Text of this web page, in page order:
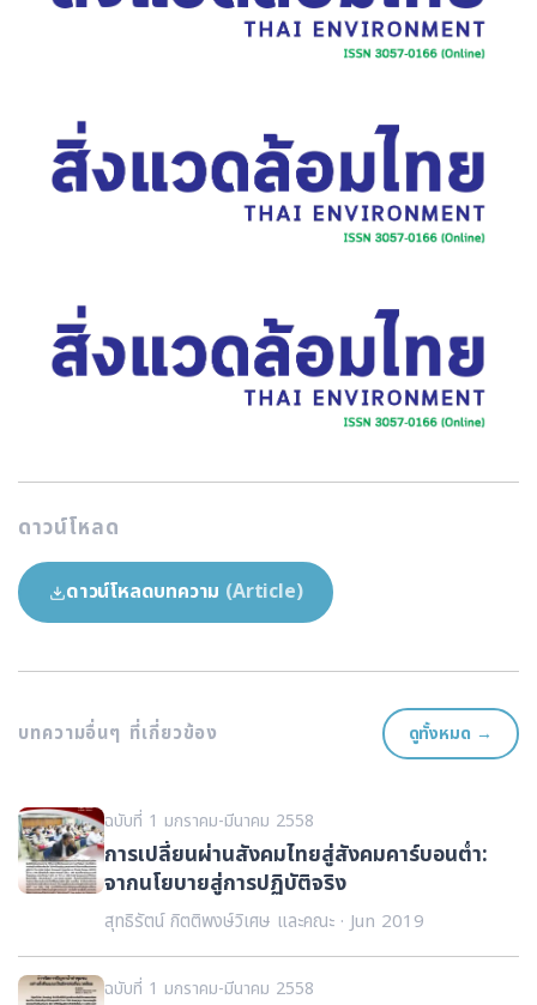
ดาวน์โหลด
ดาวน์โหลดบทความ (Article)
บทความอื่นๆ ที่เกี่ยวข้อง ดูทั้งหมด →
ฉบับที่ 1 มกราคม-มีนาคม 2558
การเปลี่ยนผ่านสังคมไทยสู่สังคมคาร์บอนต่ำ:
จากนโยบายสู่การปฏิบัติจริง
สุทธิรัตน์ กิตติพงษ์วิเศษ และคณะ · Jun 2019
ฉบับที่ 1 มกราคม-มีนาคม 2558